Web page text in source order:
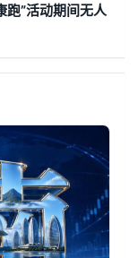
”活动期间无人